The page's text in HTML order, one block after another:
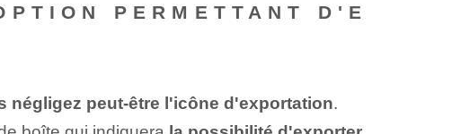
PERMETTANT D'E
négligez peut-être l'icône d'exportation⁤.